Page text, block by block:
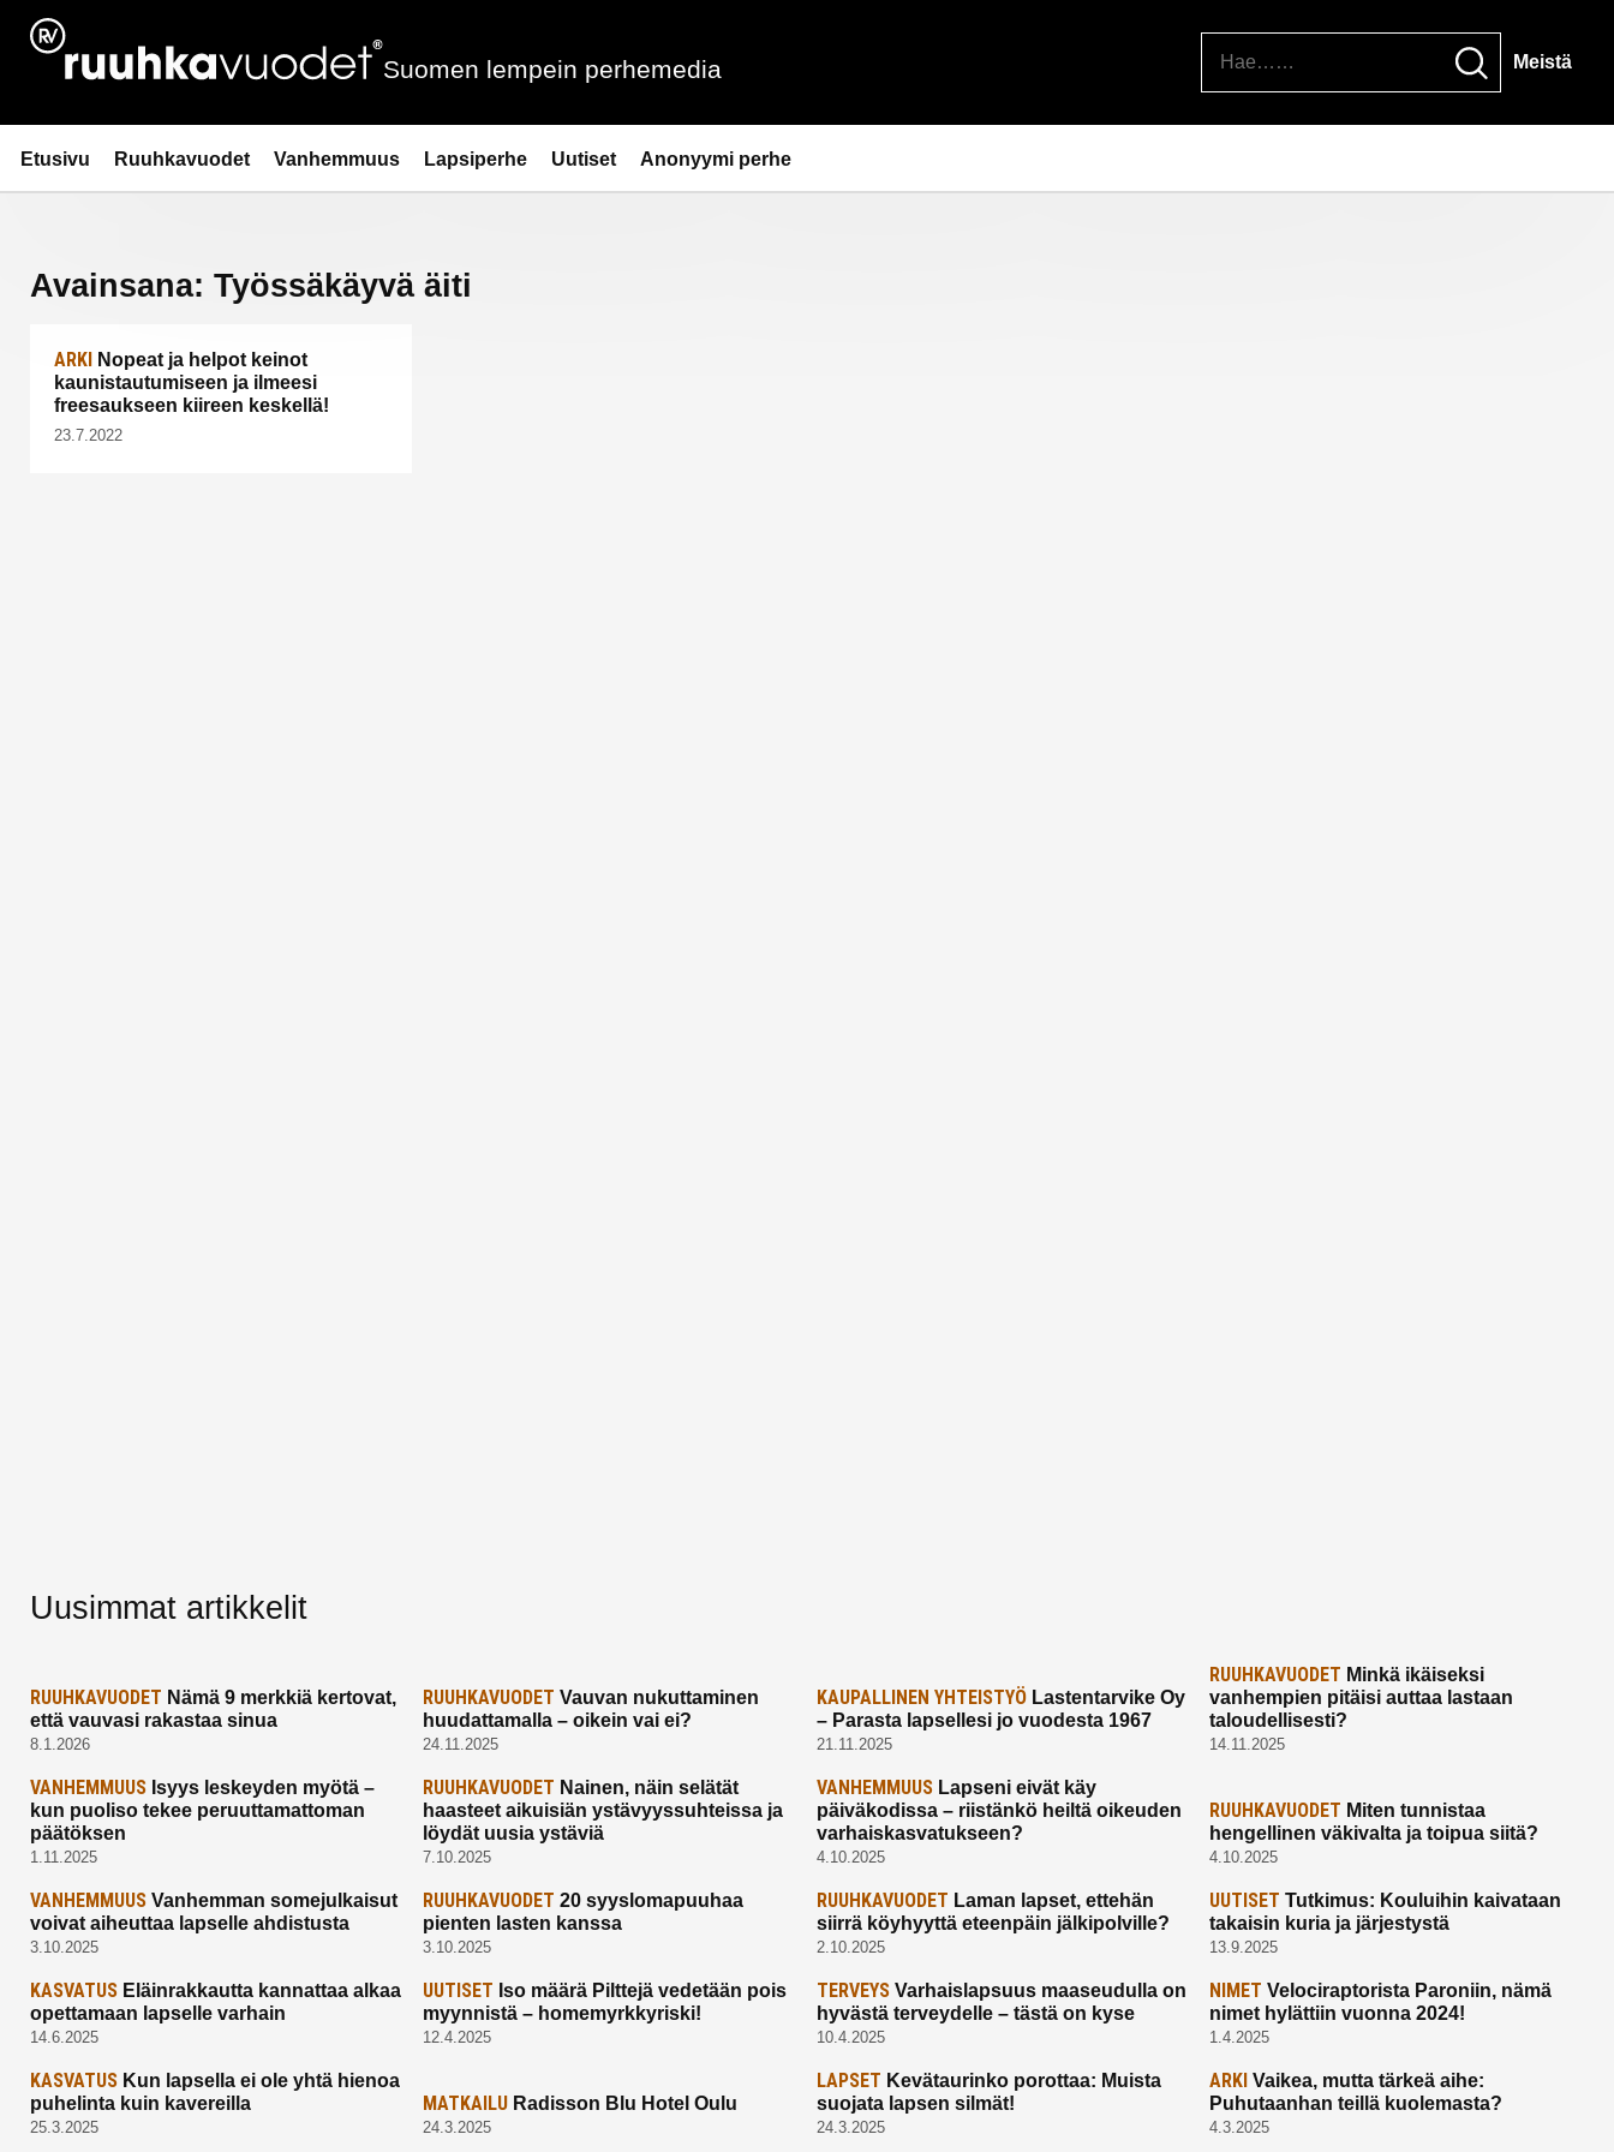
Siirry
sisältöön
Ruuhkavuodet.fi
Suomen lempein perhemedia Meistä
Etusivu Ruuhkavuodet Vanhemmuus Lapsiperhe Uutiset Anonyymi perhe
Avainsana: Työssäkäyvä äiti
ARKI
Nopeat ja helpot keinot
kaunistautumiseen ja ilmeesi
freesaukseen kiireen keskellä!
23.7.2022
Uusimmat artikkelit
RUUHKAVUODET Nämä 9 merkkiä kertovat,
että vauvasi rakastaa sinua
8.1.2026
RUUHKAVUODET Vauvan nukuttaminen
huudattamalla – oikein vai ei?
24.11.2025
KAUPALLINEN YHTEISTYÖLastentarvike Oy
– Parasta lapsellesi jo vuodesta 1967
21.11.2025
RUUHKAVUODET Minkä ikäiseksi
vanhempien pitäisi auttaa lastaan
taloudellisesti?
14.11.2025
VANHEMMUUS Isyys leskeyden myötä –
kun puoliso tekee peruuttamattoman
päätöksen
1.11.2025
RUUHKAVUODET Nainen, näin selätät
haasteet aikuisiän ystävyyssuhteissa ja
löydät uusia ystäviä
7.10.2025
VANHEMMUUSLapseni eivät käy
päiväkodissa – riistänkö heiltä oikeuden
varhaiskasvatukseen?
4.10.2025
RUUHKAVUODET Miten tunnistaa
hengellinen väkivalta ja toipua siitä?
4.10.2025
VANHEMMUUS Vanhemman somejulkaisut
voivat aiheuttaa lapselle ahdistusta
3.10.2025
RUUHKAVUODET 20 syyslomapuuhaa
pienten lasten kanssa
3.10.2025
RUUHKAVUODET Laman lapset, ettehän
siirrä köyhyyttä eteenpäin jälkipolville?
2.10.2025
UUTISET Tutkimus: Kouluihin kaivataan
takaisin kuria ja järjestystä
13.9.2025
KASVATUS Eläinrakkautta kannattaa alkaa
opettamaan lapselle varhain
14.6.2025
UUTISET Iso määrä Pilttejä vedetään pois
myynnistä – homemyrkkyriski!
12.4.2025
TERVEYSVarhaislapsuus maaseudulla on
hyvästä terveydelle – tästä on kyse
10.4.2025
NIMET Velociraptorista Paroniin, nämä
nimet hylättiin vuonna 2024!
1.4.2025
KASVATUS Kun lapsella ei ole yhtä hienoa
puhelinta kuin kavereilla
25.3.2025
MATKAILU Radisson Blu Hotel Oulu
24.3.2025
LAPSET Kevätaurinko porottaa: Muista
suojata lapsen silmät!
24.3.2025
ARKI Vaikea, mutta tärkeä aihe:
Puhutaanhan teillä kuolemasta?
4.3.2025